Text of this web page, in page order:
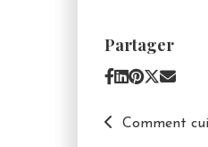
Partager
Comment